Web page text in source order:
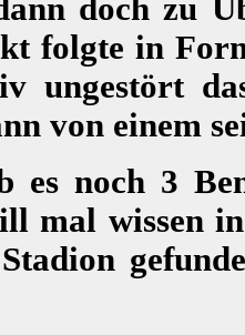
doch zu
folgte in
ungestört
von einem
es noch 3
mal wissen